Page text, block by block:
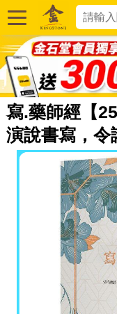
寫.藥師經【
演說書寫，令